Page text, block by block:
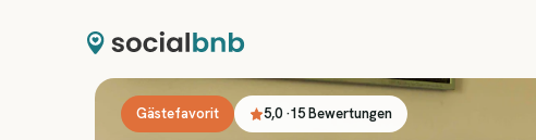
Gästefavorit 5,0·15 Bewertungen